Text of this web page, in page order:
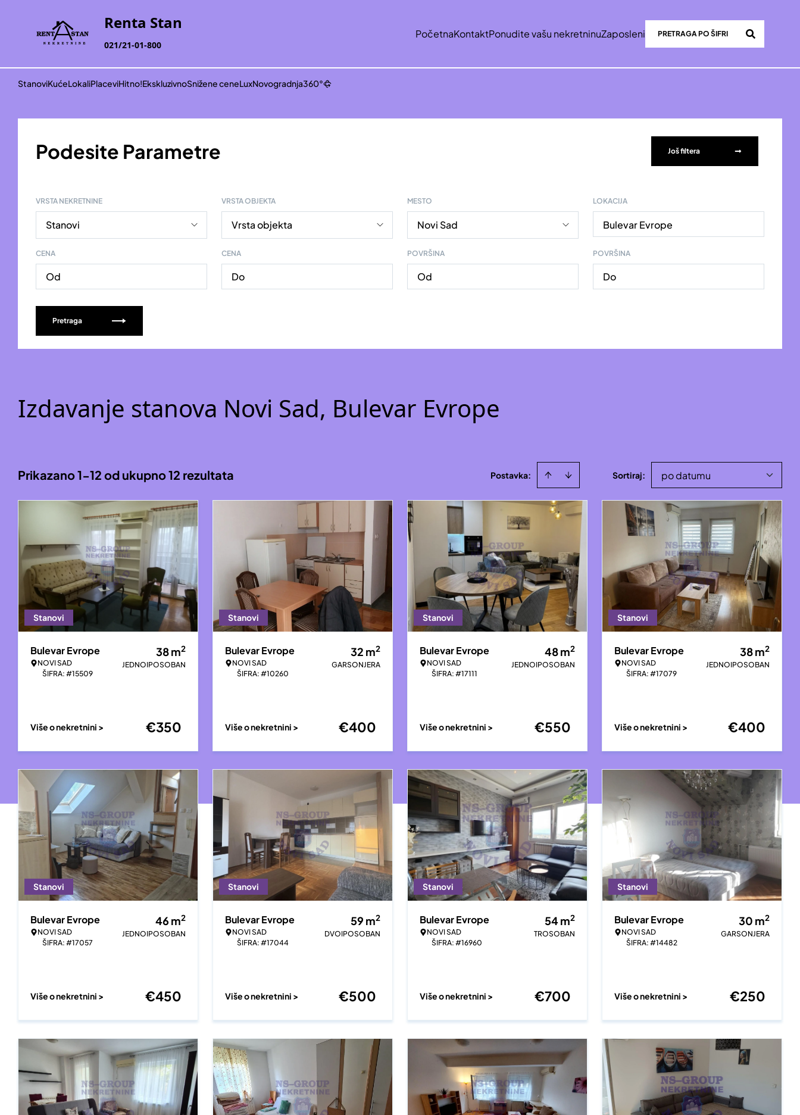
Renta Stan
021/21-01-800
PočetnaKontaktPonudite vašu nekretninuZaposleni
StanoviKućeLokaliPlaceviHitno!EkskluzivnoSnižene ceneLuxNovogradnja360°
Podesite Parametre Još filtera
VRSTA NEKRETNINE VRSTA OBJEKTA MESTO LOKACIJA
Bulevar Evrope
CENA CENA POVRŠINA POVRŠINA
Pretraga
Izdavanje stanova Novi Sad, Bulevar Evrope
Prikazano 1-12 od ukupno 12 rezultata Postavka: Sortiraj: po datumu
Stanovi
Bulevar Evrope
NOVI SAD
ŠIFRA: #15509
38m2
JEDNOIPOSOBAN
Više o nekretnini > €350
Stanovi
Bulevar Evrope
NOVI SAD
ŠIFRA: #10260
32 m2
GARSONJERA
Više o nekretnini > €400
Stanovi
Bulevar Evrope
NOVI SAD
ŠIFRA: #17111
48m2
JEDNOIPOSOBAN
Više o nekretnini > €550
Stanovi
Bulevar Evrope
NOVI SAD
ŠIFRA: #17079
38m2
JEDNOIPOSOBAN
Više o nekretnini > €400
Stanovi
Bulevar Evrope
NOVI SAD
ŠIFRA: #17057
46 m2
JEDNOIPOSOBAN
Više o nekretnini > €450
Stanovi
Bulevar Evrope
NOVI SAD
ŠIFRA: #17044
59 m2
DVOIPOSOBAN
Više o nekretnini > €500
Stanovi
Bulevar Evrope
NOVI SAD
ŠIFRA: #16960
54m2
TROSOBAN
Više o nekretnini > €700
Stanovi
Bulevar Evrope
NOVI SAD
ŠIFRA: #14482
30 m2
GARSONJERA
Više o nekretnini > €250